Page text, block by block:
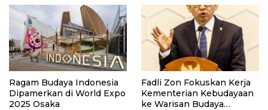
Ragam Budaya Indonesia
Dipamerkan di World Expo
2025 Osaka
Fadli Zon Fokuskan Kerja
Kementerian Kebudayaan
ke Warisan Budaya